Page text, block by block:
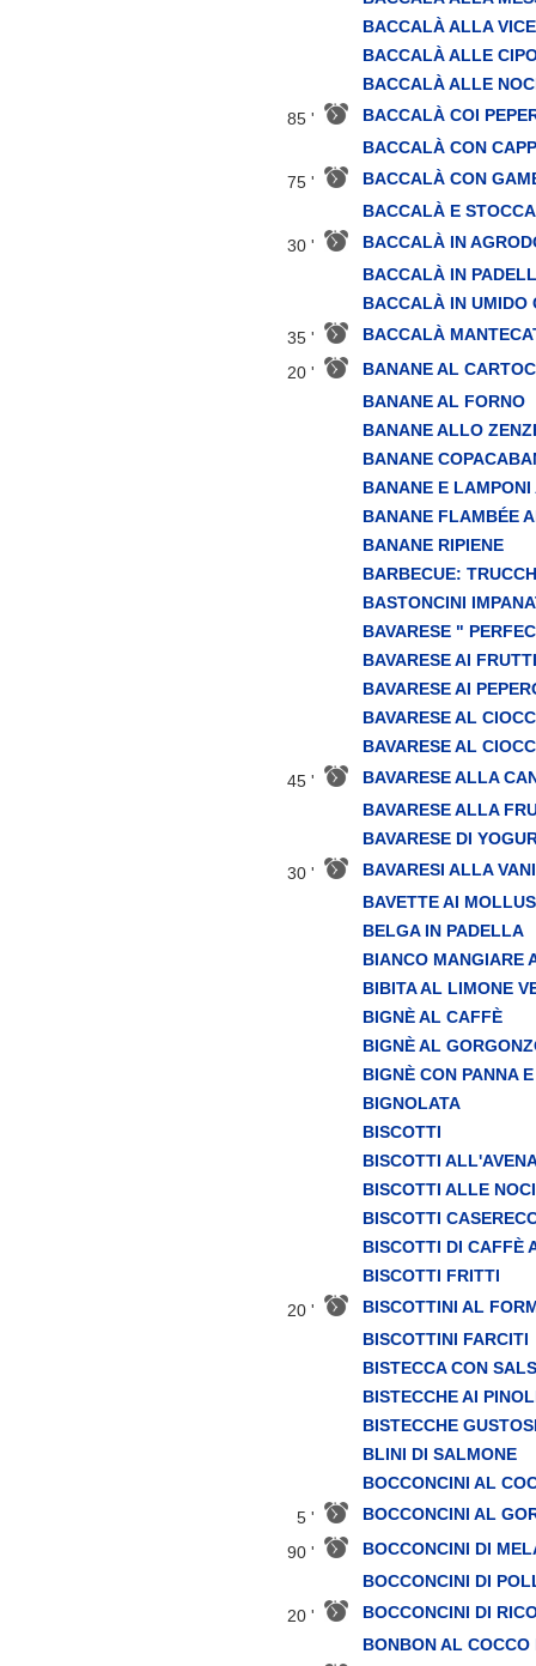
BACCALÀ ALLA
BACCALÀ ALLE
BACCALÀ ALLE
85 '
BACCALÀ COI
BACCALÀ CON
75 '
BACCALÀ CON
BACCALÀ E
30 '
BACCALÀ IN
BACCALÀ IN
BACCALÀ IN UMIDO
35 '
BACCALÀ
20 '
BANANE AL
BANANE AL FORNO
BANANE ALLO
BANANE
BANANE E
BANANE FLAMBÉE
BANANE RIPIENE
BARBECUE:
BASTONCINI
BAVARESE "
BAVARESE AI
BAVARESE AI
BAVARESE AL
BAVARESE AL
45 '
BAVARESE ALLA
BAVARESE ALLA
BAVARESE DI
30 '
BAVARESI ALLA
BAVETTE AI
BELGA IN PADELLA
BIANCO MANGIARE
BIBITA AL LIMONE
BIGNÈ AL CAFFÈ
BIGNÈ AL
BIGNÈ CON PANNA
BIGNOLATA
BISCOTTI
BISCOTTI
BISCOTTI ALLE
BISCOTTI
BISCOTTI DI CAFFÈ
BISCOTTI FRITTI
20 '
BISCOTTINI AL
BISCOTTINI FARCITI
BISTECCA CON
BISTECCHE AI
BISTECCHE
BLINI DI SALMONE
BOCCONCINI AL
5 '
BOCCONCINI AL
90 '
BOCCONCINI DI
BOCCONCINI DI
20 '
BOCCONCINI DI
BONBON AL